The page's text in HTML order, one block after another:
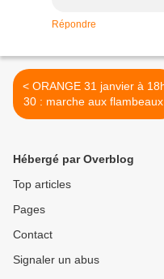
Répondre
< ORANGE 31 janvier à 18h
30 : marche aux flambeaux.
Hébergé par Overblog
Top articles
Pages
Contact
Signaler un abus